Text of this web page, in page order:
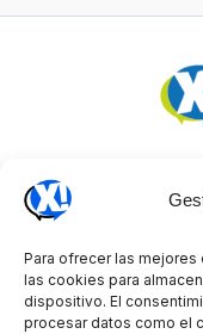
Para ofrecer las
las cookies para
dispositivo. El
procesar datos como el